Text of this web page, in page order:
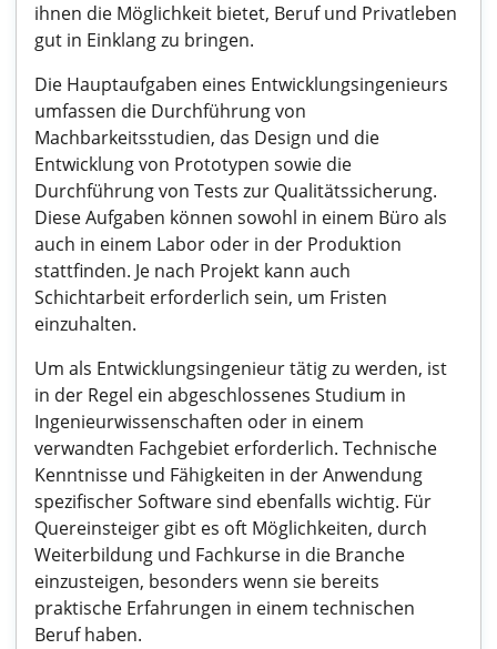
ihnen die Möglichkeit bietet, Beruf und Privatleben
gut in Einklang zu bringen.
Die Hauptaufgaben eines Entwicklungsingenieurs
umfassen die Durchführung von
Machbarkeitsstudien, das Design und die
Entwicklung von Prototypen sowie die
Durchführung von Tests zur Qualitätssicherung.
Diese Aufgaben können sowohl in einem Büro als
auch in einem Labor oder in der Produktion
stattfinden. Je nach Projekt kann auch
Schichtarbeit erforderlich sein, um Fristen
einzuhalten.
Um als Entwicklungsingenieur tätig zu werden, ist
in der Regel ein abgeschlossenes Studium in
Ingenieurwissenschaften oder in einem
verwandten Fachgebiet erforderlich. Technische
Kenntnisse und Fähigkeiten in der Anwendung
spezifischer Software sind ebenfalls wichtig. Für
Quereinsteiger gibt es oft Möglichkeiten, durch
Weiterbildung und Fachkurse in die Branche
einzusteigen, besonders wenn sie bereits
praktische Erfahrungen in einem technischen
Beruf haben.